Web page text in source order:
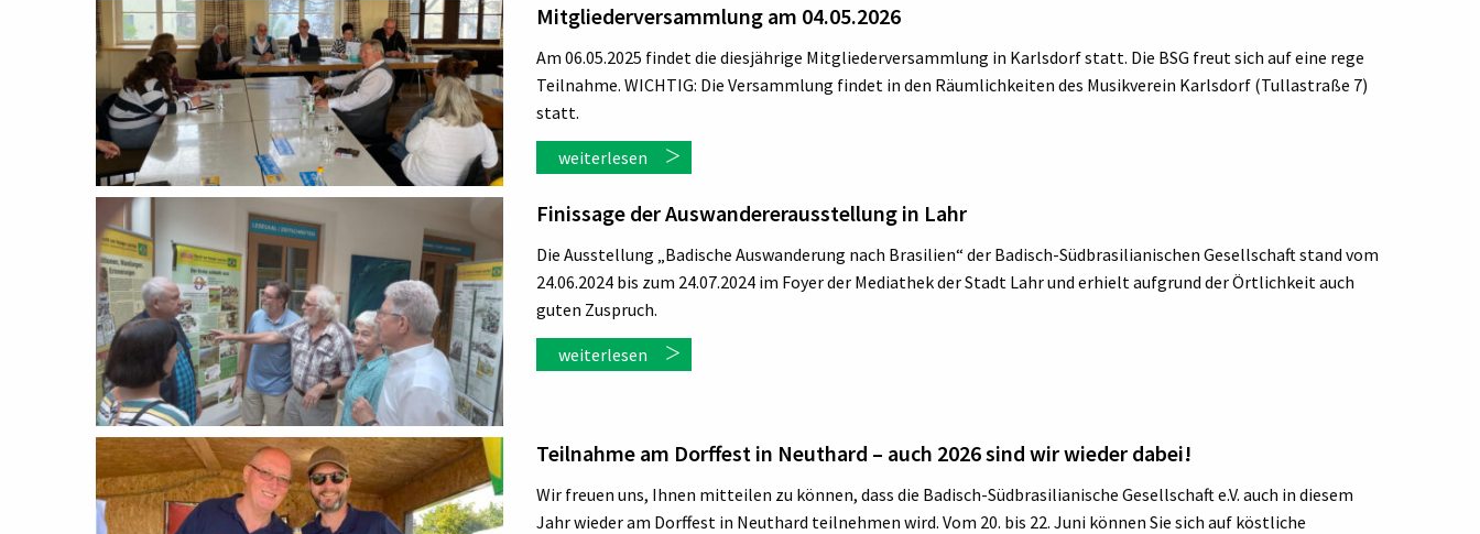
Mitgliederversammlung am 04.05.2026
Am 06.05.2025 findet die diesjährige Mitgliederversammlung in Karlsdorf statt. Die BSG freut sich auf eine rege
Teilnahme. WICHTIG: Die Versammlung findet in den Räumlichkeiten des Musikverein Karlsdorf (Tullastraße 7)
statt.
weiterlesen
Finissage der Auswandererausstellung in Lahr
Die Ausstellung „Badische Auswanderung nach Brasilien“ der Badisch-Südbrasilianischen Gesellschaft stand vom
24.06.2024 bis zum 24.07.2024 im Foyer der Mediathek der Stadt Lahr und erhielt aufgrund der Örtlichkeit auch
guten Zuspruch.
weiterlesen
Teilnahme am Dorffest in Neuthard – auch 2026 sind wir wieder dabei!
Wir freuen uns, Ihnen mitteilen zu können, dass die Badisch-Südbrasilianische Gesellschaft e.V. auch in diesem
Jahr wieder am Dorffest in Neuthard teilnehmen wird. Vom 20. bis 22. Juni können Sie sich auf köstliche